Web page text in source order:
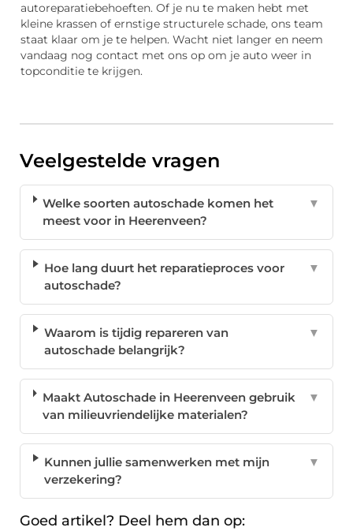
autoreparatiebehoeften. Of je nu te maken hebt met
kleine krassen of ernstige structurele schade, ons team
staat klaar om je te helpen. Wacht niet langer en neem
vandaag nog contact met ons op om je auto weer in
topconditie te krijgen.
Veelgestelde vragen
Welke soorten autoschade komen het
meest voor in Heerenveen?
▼
Hoe lang duurt het reparatieproces voor
autoschade?
▼
Waarom is tijdig repareren van
autoschade belangrijk?
▼
Maakt Autoschade in Heerenveen gebruik
van milieuvriendelijke materialen?
▼
Kunnen jullie samenwerken met mijn
verzekering?
▼
Goed artikel? Deel hem dan op: